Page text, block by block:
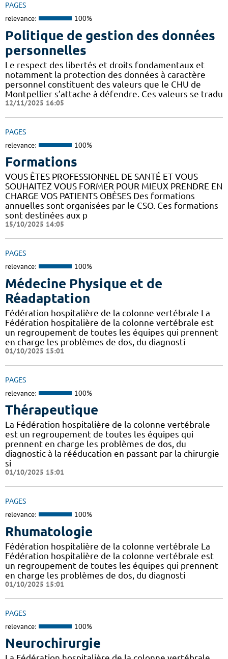
PAGES
relevance: 100%
Politique de gestion des données
personnelles
Le respect des libertés et droits fondamentaux et
notamment la protection des données à caractère
personnel constituent des valeurs que le CHU de
Montpellier s’attache à défendre. Ces valeurs se tradu
12/11/2025 16:05
PAGES
relevance: 100%
Formations
VOUS ÊTES PROFESSIONNEL DE SANTÉ ET VOUS
SOUHAITEZ VOUS FORMER POUR MIEUX PRENDRE EN
CHARGE VOS PATIENTS OBÈSES Des formations
annuelles sont organisées par le CSO. Ces formations
sont destinées aux p
15/10/2025 14:05
PAGES
relevance: 100%
Médecine Physique et de
Réadaptation
Fédération hospitalière de la colonne vertébrale La
Fédération hospitalière de la colonne vertébrale est
un regroupement de toutes les équipes qui prennent
en charge les problèmes de dos, du diagnosti
01/10/2025 15:01
PAGES
relevance: 100%
Thérapeutique
La Fédération hospitalière de la colonne vertébrale
est un regroupement de toutes les équipes qui
prennent en charge les problèmes de dos, du
diagnostic à la rééducation en passant par la chirurgie
si
01/10/2025 15:01
PAGES
relevance: 100%
Rhumatologie
Fédération hospitalière de la colonne vertébrale La
Fédération hospitalière de la colonne vertébrale est
un regroupement de toutes les équipes qui prennent
en charge les problèmes de dos, du diagnosti
01/10/2025 15:01
PAGES
relevance: 100%
Neurochirurgie